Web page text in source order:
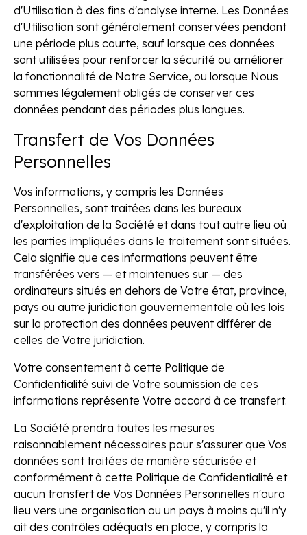
d'Utilisation à des fins d'analyse interne. Les Données
d'Utilisation sont généralement conservées pendant
une période plus courte, sauf lorsque ces données
sont utilisées pour renforcer la sécurité ou améliorer
la fonctionnalité de Notre Service, ou lorsque Nous
sommes légalement obligés de conserver ces
données pendant des périodes plus longues.
Transfert de Vos Données
Personnelles
Vos informations, y compris les Données
Personnelles, sont traitées dans les bureaux
d'exploitation de la Société et dans tout autre lieu où
les parties impliquées dans le traitement sont situées.
Cela signifie que ces informations peuvent être
transférées vers — et maintenues sur — des
ordinateurs situés en dehors de Votre état, province,
pays ou autre juridiction gouvernementale où les lois
sur la protection des données peuvent différer de
celles de Votre juridiction.
Votre consentement à cette Politique de
Confidentialité suivi de Votre soumission de ces
informations représente Votre accord à ce transfert.
La Société prendra toutes les mesures
raisonnablement nécessaires pour s'assurer que Vos
données sont traitées de manière sécurisée et
conformément à cette Politique de Confidentialité et
aucun transfert de Vos Données Personnelles n'aura
lieu vers une organisation ou un pays à moins qu'il n'y
ait des contrôles adéquats en place, y compris la